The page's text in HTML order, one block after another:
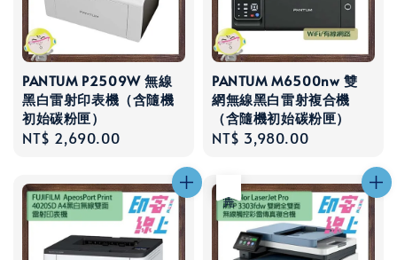
PANTUM P2509W 無線
黑白雷射印表機（含隨機
初始碳粉匣）
Regular
NT$ 2,690.00
PANTUM M6500nw 雙
網無線黑白雷射複合機
（含隨機初始碳粉匣）
Regular
NT$ 3,980.00